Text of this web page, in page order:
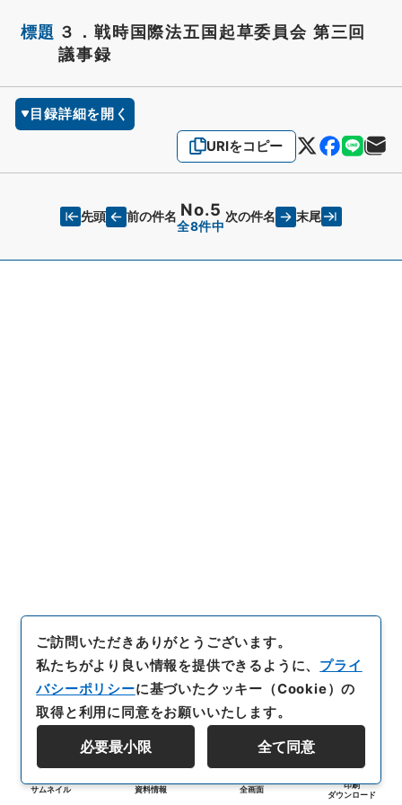
標題 ３．戦時国際法五国起草委員会 第三回
議事録
目録詳細を開く
URIをコピー
先頭 前の件名 No.5
全8件中
次の件名 末尾
サムネイル 資料情報 全画面
印刷
ダウンロード
ご訪問いただきありがとうございます。
私たちがより良い情報を提供できるように、 プライ
バシーポリシーに基づいたクッキー（Cookie）の
取得と利用に同意をお願いいたします。
必要最小限 全て同意